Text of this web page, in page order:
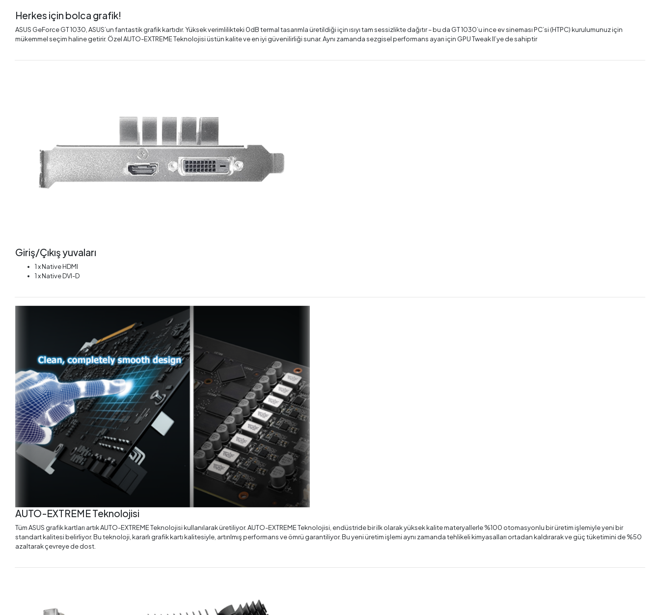
Herkes için bolca grafik!
ASUS GeForce GT 1030, ASUS’un fantastik grafik kartıdır. Yüksek verimlilikteki 0dB termal tasarımla üretildiği için ısıyı tam sessizlikte dağıtır – bu da GT 1030’u ince ev sineması PC’si (HTPC) kurulumunuz için
mükemmel seçim haline getirir. Özel AUTO-EXTREME Teknolojisi üstün kalite ve en iyi güvenilirliği sunar. Aynı zamanda sezgisel performans ayarı için GPU Tweak II’ye de sahiptir
Giriş/Çıkış yuvaları
1 x Native HDMI
1 x Native DVI-D
AUTO-EXTREME Teknolojisi
Tüm ASUS grafik kartları artık AUTO-EXTREME Teknolojisi kullanılarak üretiliyor. AUTO-EXTREME Teknolojisi, endüstride bir ilk olarak yüksek kalite materyallerle %100 otomasyonlu bir üretim işlemiyle yeni bir
standart kalitesi belirliyor. Bu teknoloji, kararlı grafik kartı kalitesiyle, artırılmış performans ve ömrü garantiliyor. Bu yeni üretim işlemi aynı zamanda tehlikeli kimyasalları ortadan kaldırarak ve güç tüketimini de %50
azaltarak çevreye de dost.